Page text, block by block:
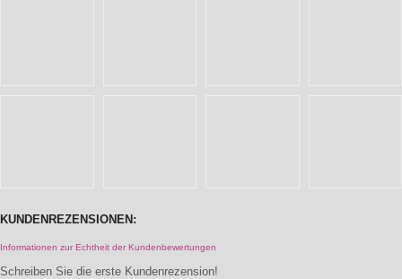
KUNDENREZENSIONEN:
Informationen zur Echtheit der Kundenbewertungen
Schreiben Sie die erste Kundenrezension!